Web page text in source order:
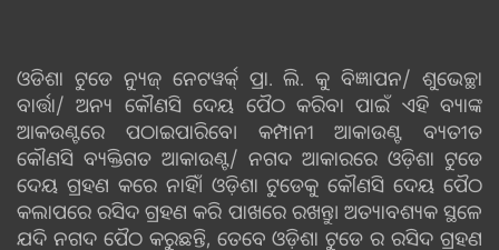
ଓଡିଶା ଟୁଡେ ନ୍ୟୁଜ୍ ନେଟୱର୍କ୍ ପ୍ରା. ଲି. କୁ ବିଜ୍ଞାପନ/ ଶୁଭେଚ୍ଛା
ବାର୍ତ୍ତା/ ଅନ୍ୟ କୌଣସି ଦେୟ ପୈଠ କରିବା ପାଇଁ ଏହି ବ୍ୟାଙ୍କ
ଆକଉଣ୍ଟରେ ପଠାଇପାରିବେ। କମ୍ପାନୀ ଆକାଉଣ୍ଟ ବ୍ୟତୀତ
କୌଣସି ବ୍ୟକ୍ତିଗତ ଆକାଉଣ୍ଟ/ ନଗଦ ଆକାରରେ ଓଡ଼ିଶା ଟୁଡେ
ଦେୟ ଗ୍ରହଣ କରେ ନାହିଁ। ଓଡ଼ିଶା ଟୁଡେକୁ କୌଣସି ଦେୟ ପୈଠ
କଲାପରେ ରସିଦ ଗ୍ରହଣ କରି ପାଖରେ ରଖନ୍ତୁ। ଅତ୍ୟାବଶ୍ୟକ ସ୍ଥଳେ
ଯଦି ନଗଦ ପୈଠ କରୁଛନ୍ତି, ତେବେ ଓଡ଼ିଶା ଟୁଡେ ର ରସିଦ ଗ୍ରହଣ